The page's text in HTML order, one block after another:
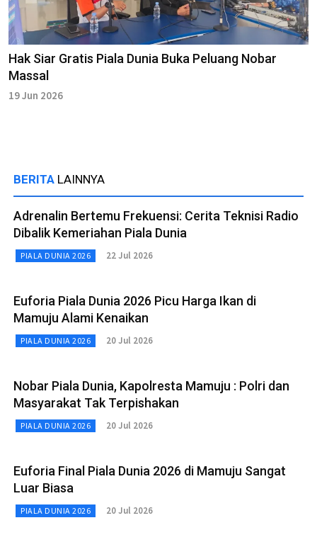
Hak Siar Gratis Piala Dunia Buka Peluang Nobar
Massal
19 Jun 2026
BERITA LAINNYA
Adrenalin Bertemu Frekuensi: Cerita Teknisi Radio
Dibalik Kemeriahan Piala Dunia
PIALA DUNIA 2026 22 Jul 2026
Euforia Piala Dunia 2026 Picu Harga Ikan di
Mamuju Alami Kenaikan
PIALA DUNIA 2026 20 Jul 2026
Nobar Piala Dunia, Kapolresta Mamuju : Polri dan
Masyarakat Tak Terpishakan
PIALA DUNIA 2026 20 Jul 2026
Euforia Final Piala Dunia 2026 di Mamuju Sangat
Luar Biasa
PIALA DUNIA 2026 20 Jul 2026